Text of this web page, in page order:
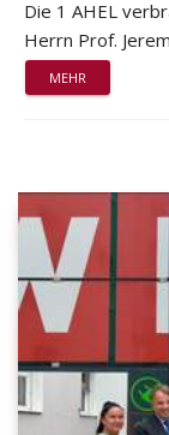
Die 1 AHEL
Herrn Prof.
MEHR